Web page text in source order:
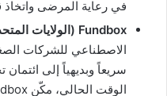
في رعاية المرضى واتخاذ
Fundbox (الولايات
الاصطناعي للشركات